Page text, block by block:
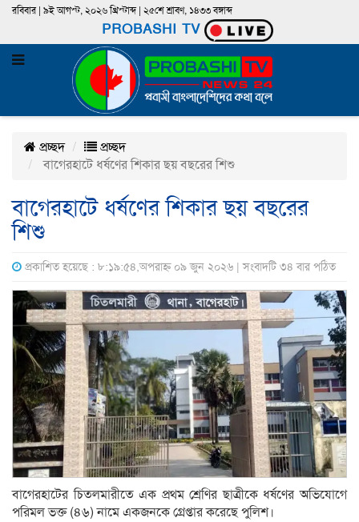
রবিবার | ৯ই আগস্ট, ২০২৬ খ্রিস্টাব্দ | ২৫শে শ্রাবণ, ১৪৩৩ বঙ্গাব্দ
PROBASHI TV
প্রচ্ছদ
প্রচ্ছদ
বাগেরহাটে ধর্ষণের শিকার ছয় বছরের শিশু
বাগেরহাটে ধর্ষণের শিকার ছয় বছরের
শিশু
প্রকাশিত হয়েছে : ৮:১৯:৫৪,অপরাহ্ন ০৯ জুন ২০২৬ | সংবাদটি ৩৪ বার পঠিত
বাগেরহাটের চিতলমারীতে এক প্রথম শ্রেণির ছাত্রীকে ধর্ষণের অভিযোগে
পরিমল ভক্ত (৪৬) নামে একজনকে গ্রেপ্তার করেছে পুলিশ।